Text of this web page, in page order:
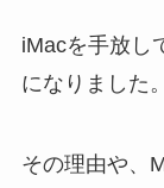
iMacを手放し
になりました。
その理由や、